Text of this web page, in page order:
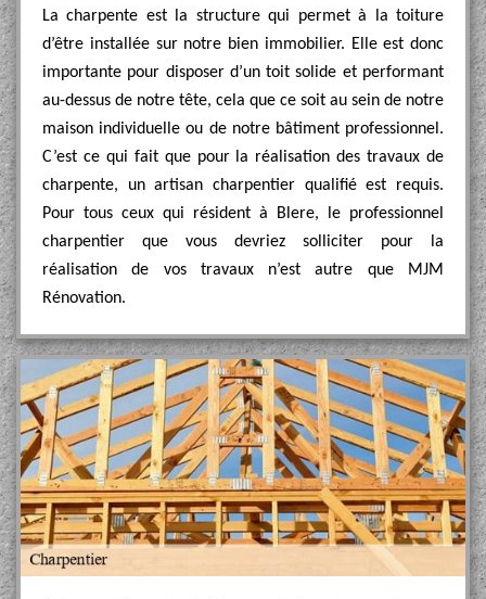
La charpente est la structure qui permet à la toiture
d’être installée sur notre bien immobilier. Elle est donc
importante pour disposer d’un toit solide et performant
au-dessus de notre tête, cela que ce soit au sein de notre
maison individuelle ou de notre bâtiment professionnel.
C’est ce qui fait que pour la réalisation des travaux de
charpente, un artisan charpentier qualifié est requis.
Pour tous ceux qui résident à Blere, le professionnel
charpentier que vous devriez solliciter pour la
réalisation de vos travaux n’est autre que MJM
Rénovation.